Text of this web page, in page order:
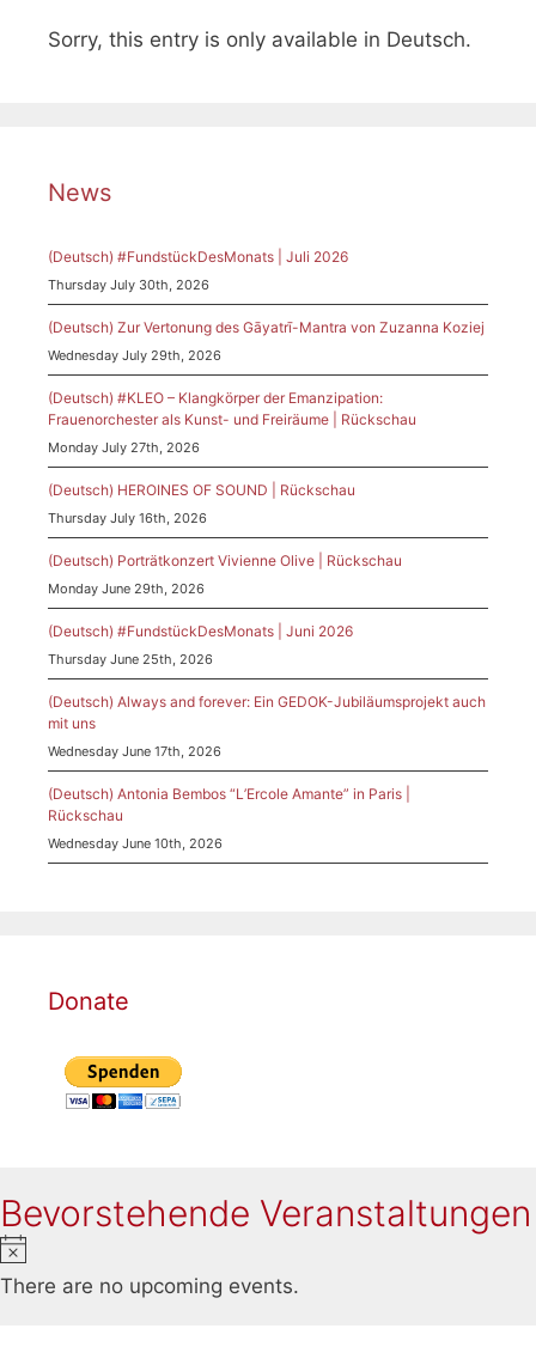
Sorry, this entry is only available in Deutsch.
News
(Deutsch) #FundstückDesMonats | Juli 2026
Thursday July 30th, 2026
(Deutsch) Zur Vertonung des Gāyatrī-Mantra von Zuzanna Koziej
Wednesday July 29th, 2026
(Deutsch) #KLEO – Klangkörper der Emanzipation:
Frauenorchester als Kunst- und Freiräume | Rückschau
Monday July 27th, 2026
(Deutsch) HEROINES OF SOUND | Rückschau
Thursday July 16th, 2026
(Deutsch) Porträtkonzert Vivienne Olive | Rückschau
Monday June 29th, 2026
(Deutsch) #FundstückDesMonats | Juni 2026
Thursday June 25th, 2026
(Deutsch) Always and forever: Ein GEDOK-Jubiläumsprojekt auch
mit uns
Wednesday June 17th, 2026
(Deutsch) Antonia Bembos “L’Ercole Amante” in Paris |
Rückschau
Wednesday June 10th, 2026
Donate
Bevorstehende Veranstaltungen
o
There are no upcoming events.